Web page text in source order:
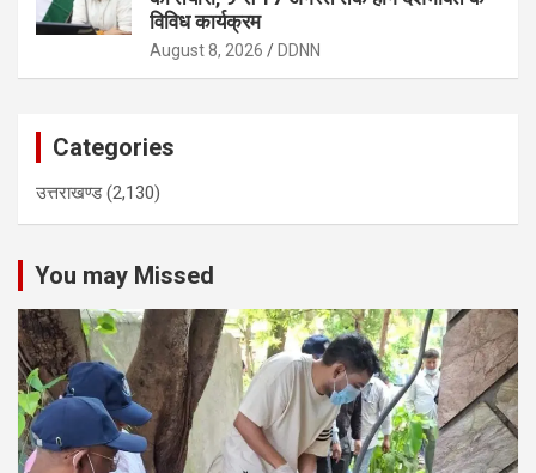
विविध कार्यक्रम
August 8, 2026 DDNN
Categories
उत्तराखण्ड(2,130)
You may Missed